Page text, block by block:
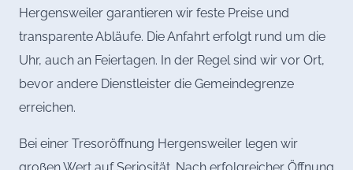
Hergensweiler garantieren wir feste Preise und
transparente Abläufe. Die Anfahrt erfolgt rund um die
Uhr, auch an Feiertagen. In der Regel sind wir vor Ort,
bevor andere Dienstleister die Gemeindegrenze
erreichen.
Bei einer Tresoröffnung Hergensweiler legen wir